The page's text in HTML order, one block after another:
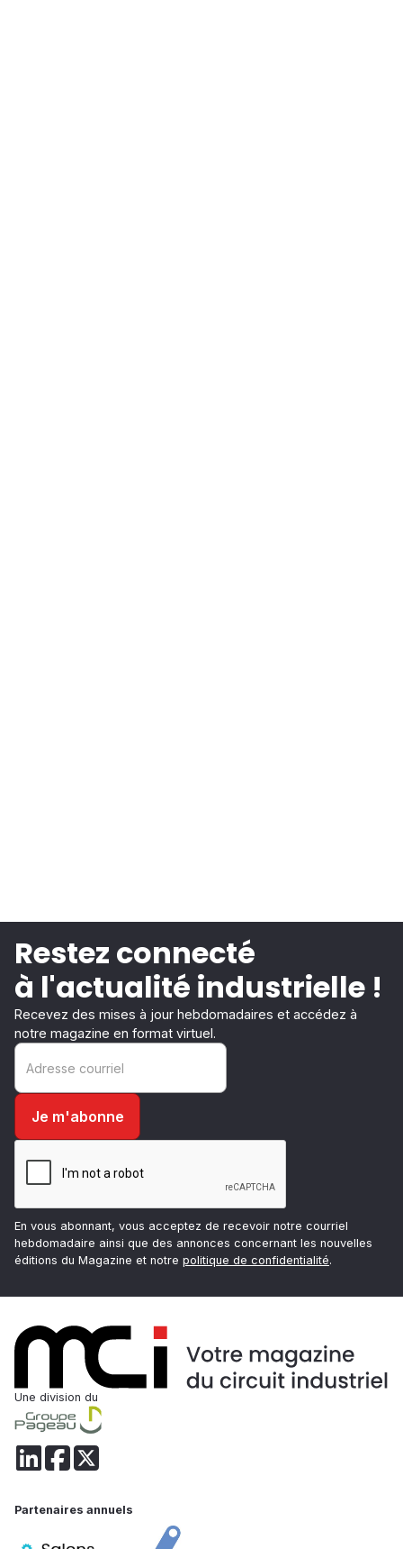
Restez connecté
à l'actualité industrielle !
Recevez des mises à jour hebdomadaires et accédez à
notre magazine en format virtuel.
En vous abonnant, vous acceptez de recevoir notre courriel
hebdomadaire ainsi que des annonces concernant les nouvelles
éditions du Magazine et notre politique de confidentialité.
Une division du
Partenaires annuels